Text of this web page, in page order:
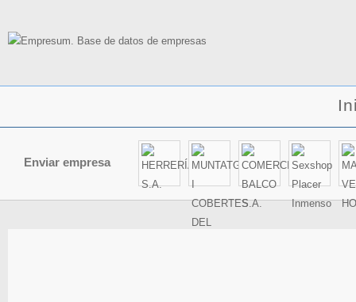
Enviar empresa